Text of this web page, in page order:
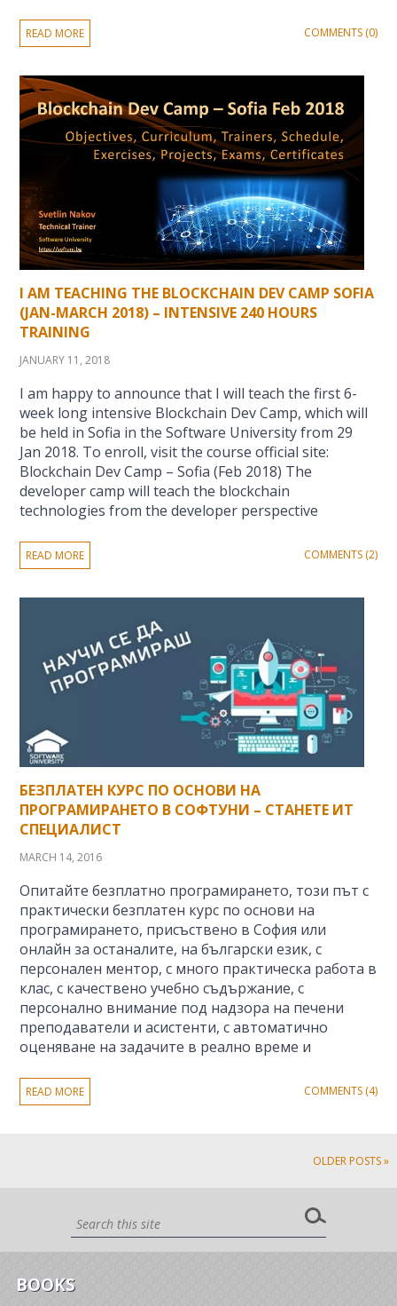
READ MORE COMMENTS (0)
I AM TEACHING THE BLOCKCHAIN DEV CAMP SOFIA
(JAN-MARCH 2018) – INTENSIVE 240 HOURS
TRAINING
JANUARY 11, 2018
I am happy to announce that I will teach the first 6-
week long intensive Blockchain Dev Camp, which will
be held in Sofia in the Software University from 29
Jan 2018. To enroll, visit the course official site:
Blockchain Dev Camp – Sofia (Feb 2018) The
developer camp will teach the blockchain
technologies from the developer perspective
READ MORE COMMENTS (2)
БЕЗПЛАТЕН КУРС ПО ОСНОВИ НА
ПРОГРАМИРАНЕТО В СОФТУНИ – СТАНЕТЕ ИТ
СПЕЦИАЛИСТ
MARCH 14, 2016
Опитайте безплатно програмирането, този път с
практически безплатен курс по основи на
програмирането, присъствено в София или
онлайн за останалите, на български език, с
персонален ментор, с много практическа работа в
клас, с качествено учебно съдържание, с
персонално внимание под надзора на печени
преподаватели и асистенти, с автоматично
оценяване на задачите в реално време и
READ MORE COMMENTS (4)
OLDER POSTS »
BOOKS